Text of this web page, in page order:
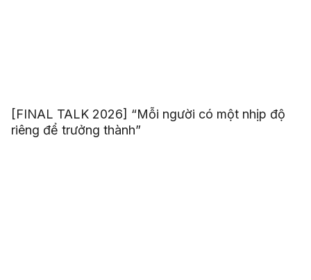
[FINAL TALK 2026] “Mỗi người có một nhịp độ
riêng để trưởng thành”